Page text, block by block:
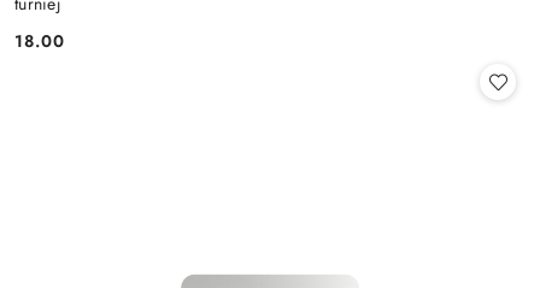
Cena:
18.00